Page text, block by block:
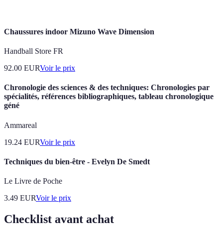
Chaussures indoor Mizuno Wave Dimension
Handball Store FR
92.00 EURVoir le prix
Chronologie des sciences & des techniques: Chronologies par
spécialités, références bibliographiques, tableau chronologique
géné
Ammareal
19.24 EURVoir le prix
Techniques du bien-être - Evelyn De Smedt
Le Livre de Poche
3.49 EURVoir le prix
Checklist avant achat